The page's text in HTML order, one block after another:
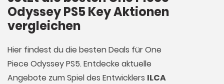
Odyssey PS5 Key Aktionen
vergleichen
Hier findest du die besten Deals für One
Piece Odyssey PS5. Entdecke aktuelle
Angebote zum Spiel des Entwicklers ILCA